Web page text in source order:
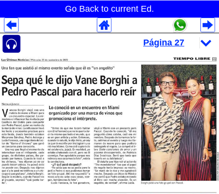
Go Back to current Ed.
Despliegues Analytics
Despliegues Totales
Despliegues por Rubros